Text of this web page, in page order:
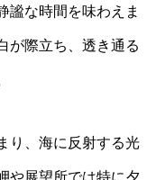
謐な時間を味わえま
が際立ち、透き通る
り、海に反射する光
や展望所では特に夕